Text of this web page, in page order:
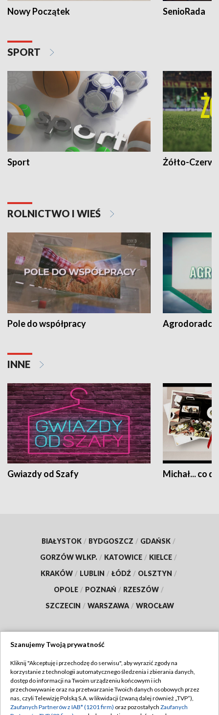
Nowy Początek SenioRada
SPORT
Sport Żółto-
ROLNICTWO I WIEŚ
Pole do współpracy Agrodoradcy
INNE
Gwiazdy od Szafy Michał... co
BIAŁYSTOK / BYDGOSZCZ / GDAŃSK /
GORZÓW WLKP. / KATOWICE / KIELCE /
KRAKÓW / LUBLIN / ŁÓDŹ / OLSZTYN /
OPOLE / POZNAŃ / RZESZÓW /
SZCZECIN / WARSZAWA / WROCŁAW
TVP
Abonament TVP
Emisja w TVP
Regulamin TVP
Polityka prywatności
Szanujemy Twoją prywatność
Kliknij "Akceptuję i przechodzę do serwisu", aby wyrazić zgody na
korzystanie z technologii automatycznego śledzenia i zbierania danych,
dostęp do informacji na Twoim urządzeniu końcowym i ich
przechowywanie oraz na przetwarzanie Twoich danych osobowych przez
nas, czyli Telewizję Polską S.A. w likwidacji (zwaną dalej również „TVP”),
Zaufanych Partnerów z IAB* (1201 firm) oraz pozostałych Zaufanych